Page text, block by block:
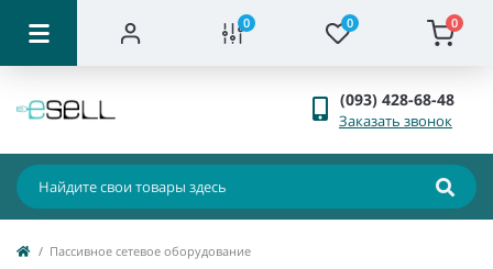
0 0 0
(093) 428-68-48
Заказать звонок
Пассивное сетевое оборудование